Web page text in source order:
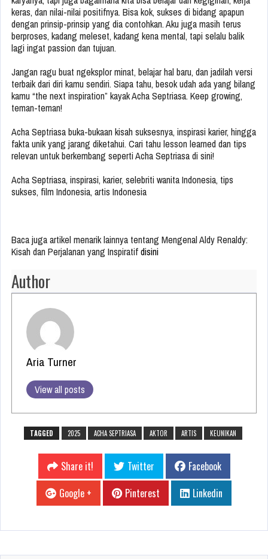
keras, dan nilai-nilai positifnya. Bisa kok, sukses di bidang apapun
dengan prinsip-prinsip yang dia contohkan. Aku juga masih terus
berproses, kadang meleset, kadang kena mental, tapi selalu balik
lagi ingat passion dan tujuan.
Jangan ragu buat ngeksplor minat, belajar hal baru, dan jadilah versi
terbaik dari diri kamu sendiri. Siapa tahu, besok udah ada yang bilang
kamu “the next inspiration” kayak Acha Septriasa. Keep growing,
teman-teman!
Acha Septriasa buka-bukaan kisah suksesnya, inspirasi karier, hingga
fakta unik yang jarang diketahui. Cari tahu lesson learned dan tips
relevan untuk berkembang seperti Acha Septriasa di sini!
Acha Septriasa, inspirasi, karier, selebriti wanita Indonesia, tips
sukses, film Indonesia, artis Indonesia
Baca juga artikel menarik lainnya tentang Mengenal Aldy Renaldy:
Kisah dan Perjalanan yang Inspiratifdisini
Author
Aria Turner
View all posts
TAGGED 2025 ACHA SEPTRIASA AKTOR ARTIS KEUNIKAN
Share it! Twitter
Facebook
Google +
Pinterest Linkedin